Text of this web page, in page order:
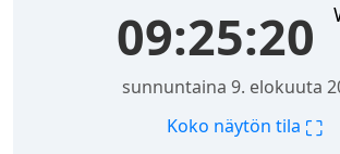
09:25:20
sunnuntaina 9. elokuuta
Koko näytön tila ⛶